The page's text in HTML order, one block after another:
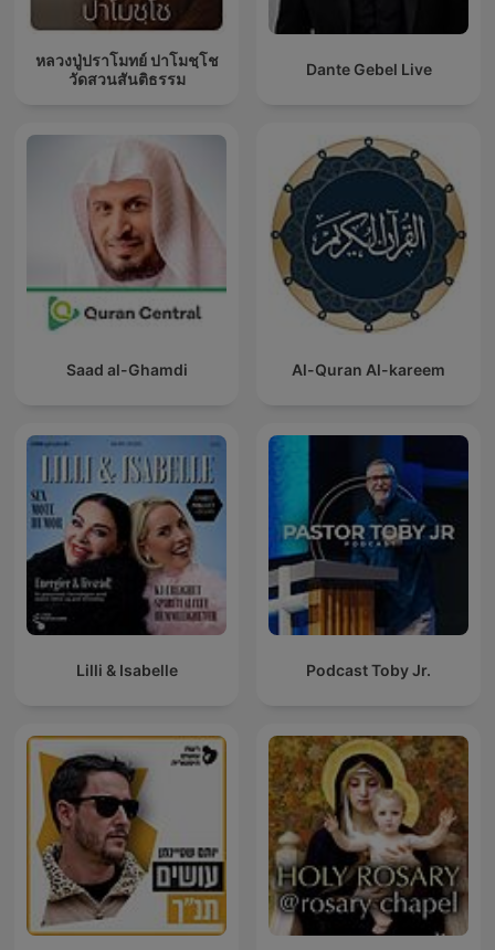
หลวงปู่ปราโมทย์ ปาโมชฺโช
วัดสวนสันติธรรม
Dante Gebel Live
Saad al-Ghamdi Al-Quran Al-kareem
Lilli & Isabelle Podcast Toby Jr.